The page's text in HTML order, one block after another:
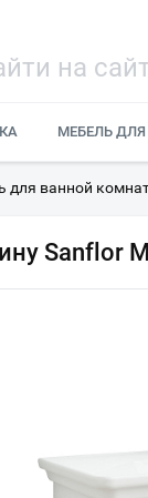
МЕБЕЛЬ
для ванной
Sanflor